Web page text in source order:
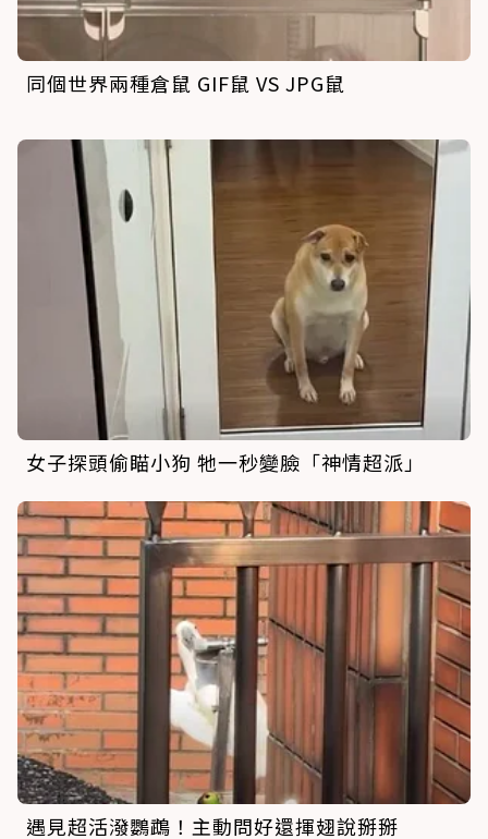
同個世界兩種倉鼠 GIF鼠 VS JPG鼠
女子探頭偷瞄小狗 牠一秒變臉「神情超派」
遇見超活潑鸚鵡！主動問好還揮翅說掰掰